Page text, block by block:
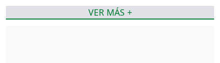
VER MÁS +